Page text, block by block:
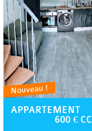
Nouveau !
APPARTEMENT
600 € CC